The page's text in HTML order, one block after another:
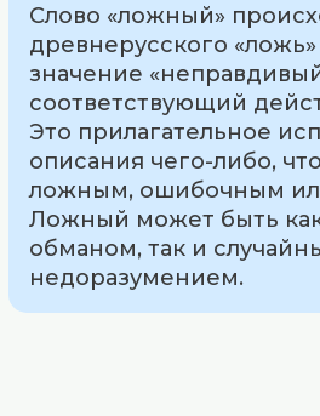
Слово «ложный»
древнерусского
значение
соответствующий
Это прилагательное
описания чего-либо,
ложным, ошибочным
Ложный может быть
обманом, так и
недоразумением.